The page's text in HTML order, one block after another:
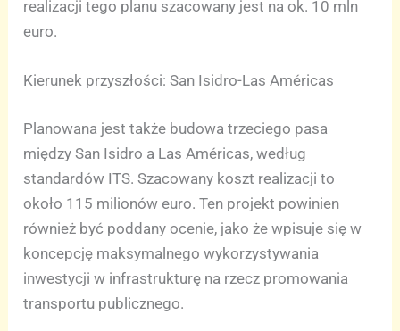
realizacji tego planu szacowany jest na ok. 10 mln
euro.
Kierunek przyszłości: San Isidro-Las Américas
Planowana jest także budowa trzeciego pasa
między San Isidro a Las Américas, według
standardów ITS. Szacowany koszt realizacji to
około 115 milionów euro. Ten projekt powinien
również być poddany ocenie, jako że wpisuje się w
koncepcję maksymalnego wykorzystywania
inwestycji w infrastrukturę na rzecz promowania
transportu publicznego.